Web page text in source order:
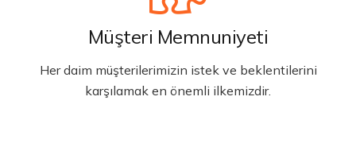
Müşteri Memnuniyeti
Her daim müşterilerimizin istek ve beklentilerini
karşılamak en önemli ilkemizdir.